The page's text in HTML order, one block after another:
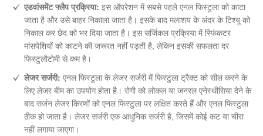
एडवांसमेंट फ्लैप प्रक्रिया: इस ऑपरेशन में सबसे पहले एनल फिस्टुला को काटा
जाता है और उसे बाहर निकाला जाता है। इसके बाद मलाशय के अंदर के टिश्यू को
निकाल कर छेद को भर दिया जाता है। इस सर्जिकल प्रक्रिया में स्फिंकटर
मांसपेशियों को काटने की जरूरत नहीं पड़ती है, लेकिन इसकी सफलता दर
फिस्टुलौटोमी से कम है।
लेजर सर्जरी: एनल फिस्टुला के लेजर सर्जरी में फिस्टुला ट्रैक्ट को सील करने के
लिए लेजर बीम का उपयोग होता है। रोगी को लोकल या जनरल एनेस्थीसिया देने के
बाद सर्जन लेजर किरणों को एनल फिस्टुला पर लक्षित करते हैं और एनल फिस्टुला
ठीक हो जाता है। लेजर सर्जरी एक आधुनिक सर्जरी है, जिसमें कोई कट या चीरा
नहीं लगाया जाएगा।